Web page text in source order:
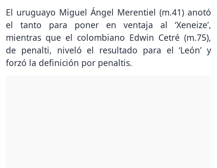
El uruguayo Miguel Ángel Merentiel (m.41) anotó
el tanto para poner en ventaja al ‘Xeneize’,
mientras que el colombiano Edwin Cetré (m.75),
de penalti, niveló el resultado para el ‘León’ y
forzó la definición por penaltis.